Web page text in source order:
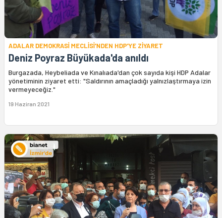
ADALAR DEMOKRASİ MECLİSİ'NDEN HDP'YE ZİYARET
Deniz Poyraz Büyükada'da anıldı
Burgazada, Heybeliada ve Kınalıada'dan çok sayıda kişi HDP Adalar
yönetiminin ziyaret etti: "Saldırının amaçladığı yalnızlaştırmaya izin
vermeyeceğiz."
19 Haziran 2021